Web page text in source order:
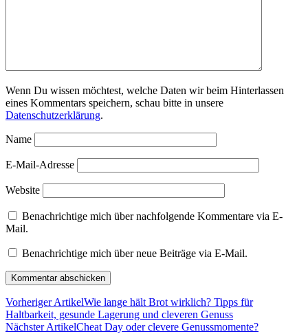
Wenn Du wissen möchtest, welche Daten wir beim Hinterlassen
eines Kommentars speichern, schau bitte in unsere
Datenschutzerklärung.
Name
E-Mail-Adresse
Website
Benachrichtige mich über nachfolgende Kommentare via E-
Mail.
Benachrichtige mich über neue Beiträge via E-Mail.
Vorheriger ArtikelWie lange hält Brot wirklich? Tipps für
Haltbarkeit, gesunde Lagerung und cleveren Genuss
Nächster ArtikelCheat Day oder clevere Genussmomente?